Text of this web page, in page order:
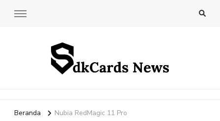
Beranda Nubia RedMagic 11 Pro